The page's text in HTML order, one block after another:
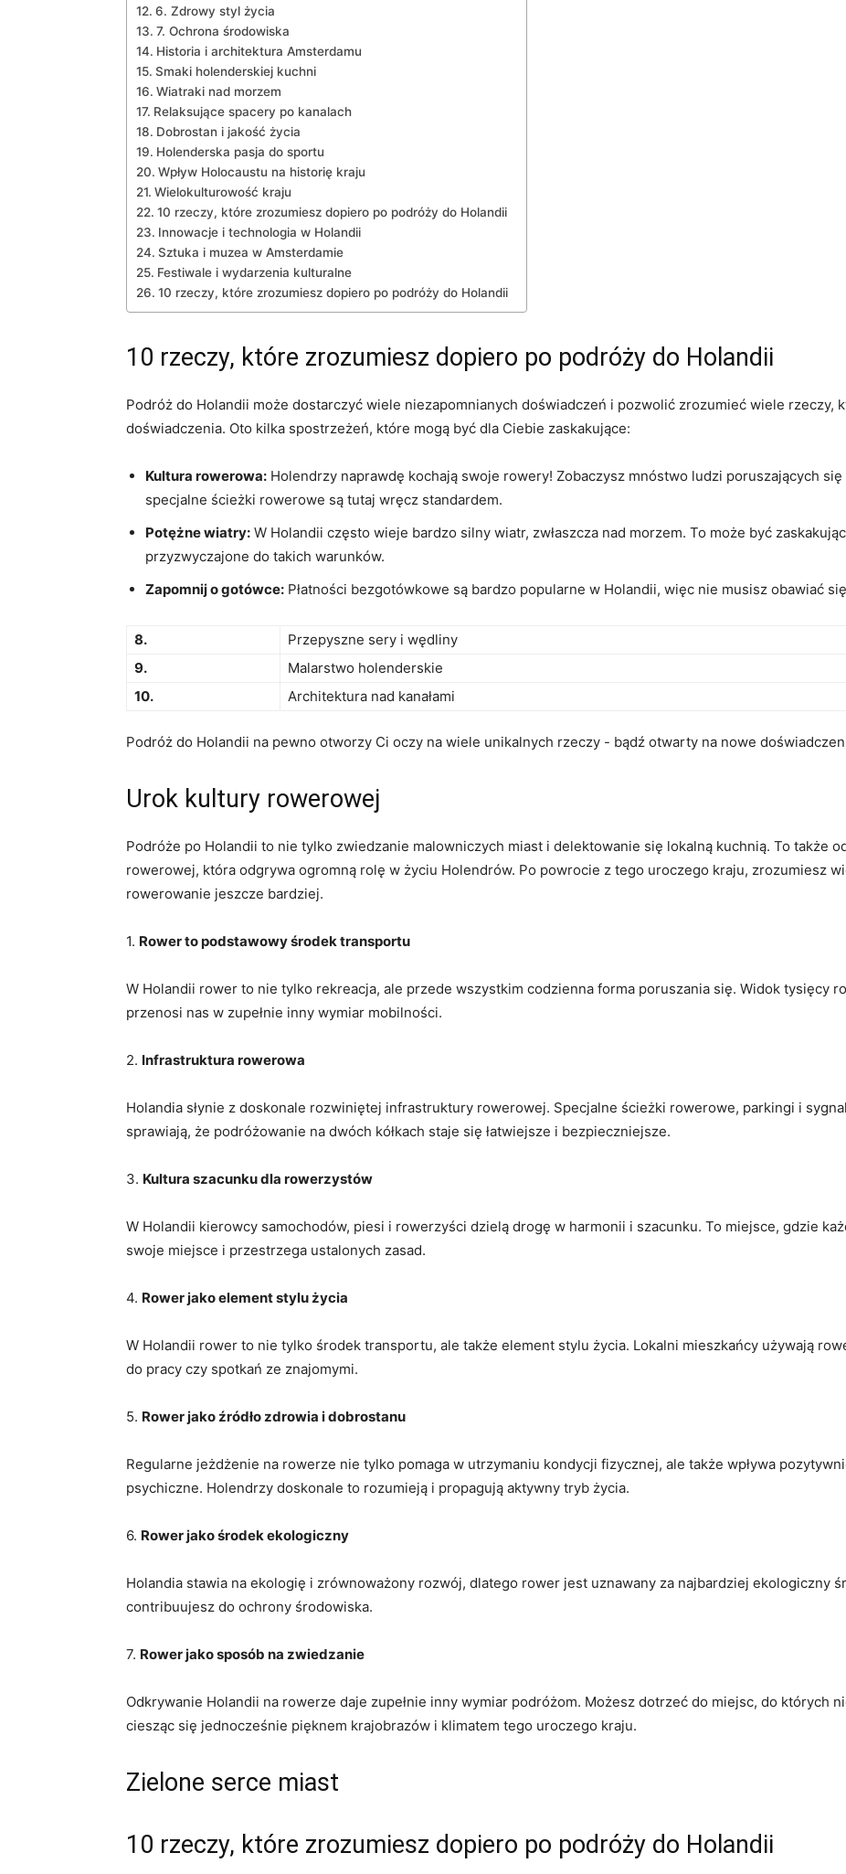
6. ‌Zdrowy styl ‍życia
7.‌ Ochrona środowiska
Historia ⁢i architektura ‍Amsterdamu
Smaki⁣ holenderskiej kuchni
Wiatraki nad morzem
Relaksujące spacery po kanalach
Dobrostan i jakość życia
Holenderska pasja ⁤do‌ sportu
Wpływ Holocaustu na ⁤historię kraju
Wielokulturowość kraju
10 rzeczy, które zrozumiesz dopiero po podróży do Holandii
Innowacje i technologia ⁤w Holandii
Sztuka i muzea w Amsterdamie
Festiwale i wydarzenia kulturalne
10 rzeczy, które ‍zrozumiesz dopiero po podróży do Holandii
10 rzeczy, które zrozumiesz dopiero ⁤po podróży do Holandii
Podróż do Holandii może dostarczyć wiele⁣ niezapomnianych doświadczeń ⁤i‌ pozwolić zrozumieć wiele rzeczy,
doświadczenia. Oto kilka spostrzeżeń, które mogą być dla ⁢Ciebie ‍zaskakujące:
Kultura rowerowa: Holendrzy naprawdę kochają swoje rowery! Zobaczysz mnóstwo ludzi poruszających się
specjalne ścieżki rowerowe są tutaj wręcz standardem.
Potężne wiatry: W Holandii często wieje bardzo silny wiatr, zwłaszcza nad morzem. ‌To może być
przyzwyczajone do takich warunków.
Zapomnij o ⁣gotówce: Płatności⁣ bezgotówkowe są‌ bardzo popularne w Holandii, więc nie musisz obawiać​
8.
Przepyszne sery i wędliny
9.
Malarstwo holenderskie
10.
Architektura ‍nad kanałami
Podróż do ⁤Holandii na pewno otworzy Ci oczy na wiele unikalnych rzeczy -‌ bądź ⁤otwarty na ⁤nowe
Urok ⁣kultury rowerowej
Podróże po Holandii to nie tylko zwiedzanie malowniczych miast i delektowanie⁢ się lokalną kuchnią. To także
rowerowej, która⁣ odgrywa ogromną rolę w życiu Holendrów. Po powrocie⁤ z tego uroczego kraju, ⁢zrozumiesz
rowerowanie jeszcze bardziej.
1. Rower to podstawowy środek transportu
W Holandii rower to nie tylko rekreacja, ale przede wszystkim ⁤codzienna forma poruszania się. Widok ‍tysięcy
przenosi nas w zupełnie inny ⁣wymiar ⁢mobilności.
2. Infrastruktura‌ rowerowa
Holandia⁢ słynie z doskonale rozwiniętej infrastruktury rowerowej. Specjalne ścieżki rowerowe, parkingi i
sprawiają, że podróżowanie na dwóch kółkach staje się łatwiejsze i bezpieczniejsze.
3. Kultura szacunku dla rowerzystów
W ​Holandii⁣ kierowcy samochodów, piesi i rowerzyści dzielą ‍drogę w harmonii ‌i ⁣szacunku. To miejsce,⁤ gdzie
swoje miejsce i⁢ przestrzega ustalonych zasad.
4. Rower jako element stylu życia
W ​Holandii rower⁢ to nie tylko środek ​transportu, ale także element stylu życia. Lokalni mieszkańcy ⁢używają
do pracy czy spotkań ze znajomymi.
5. Rower​ jako źródło zdrowia i dobrostanu
Regularne jeżdżenie⁣ na rowerze nie tylko pomaga‍ w utrzymaniu kondycji fizycznej, ale także wpływa
psychiczne. ‌Holendrzy doskonale to rozumieją i propagują aktywny tryb życia.
6.⁤ Rower jako środek ‌ekologiczny
Holandia stawia na ekologię i zrównoważony rozwój, dlatego ‌rower jest uznawany za ‌najbardziej ekologiczny
contribuujesz do ochrony środowiska.
7. Rower ⁢jako‌ sposób na zwiedzanie
Odkrywanie Holandii na rowerze daje zupełnie ⁣inny wymiar podróżom. Możesz dotrzeć do ​miejsc,‌ do których
ciesząc ⁣się jednocześnie pięknem krajobrazów⁤ i klimatem tego​ uroczego kraju.
Zielone serce miast
10 rzeczy, które zrozumiesz dopiero po podróży do Holandii